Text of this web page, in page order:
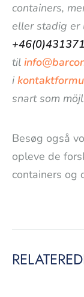
containers,
eller stadig er
til
i
snart som
Besøg også
opleve de
containers og